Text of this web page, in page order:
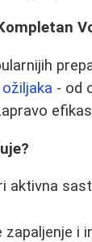
- od
aktivna
i